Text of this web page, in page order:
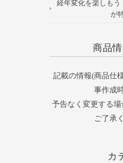
経年変化を楽しもう
が
商品
記載の情報(商品仕
事作成
予告なく変更する
ご了承
カ